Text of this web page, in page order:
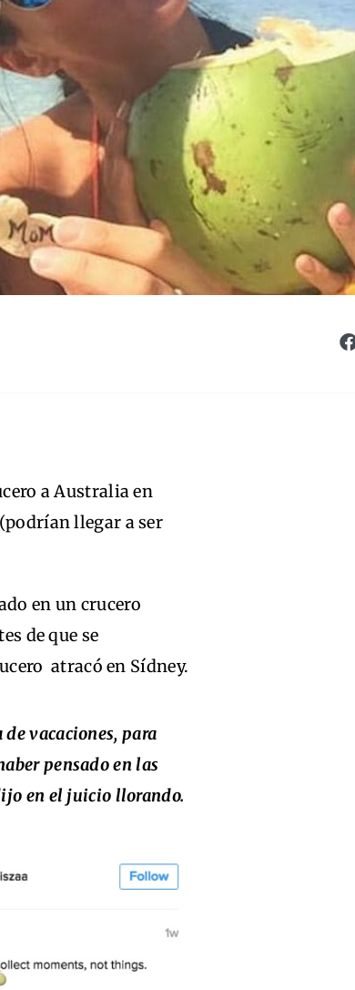
a Australia en
llegar a ser
en un crucero
de que se
atracó en Sídney.
vacaciones, para
pensado en las
en el juicio llorando.